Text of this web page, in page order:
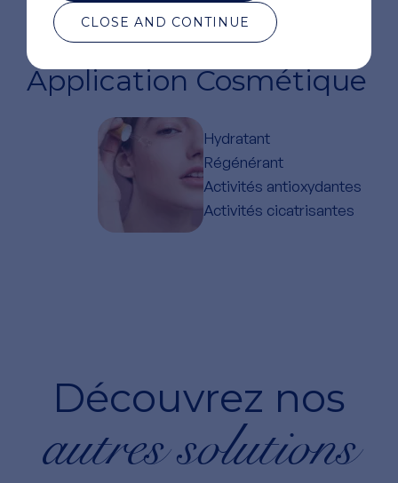
CLOSE AND CONTINUE
Application Cosmétique
Hydratant
Régénérant
Activités antioxydantes
Activités cicatrisantes
Découvrez nos
autres solutions